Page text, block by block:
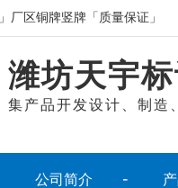
厂区铜牌竖牌「质量保证」
潍坊天宇
集产品开发设计、制造
公司简介